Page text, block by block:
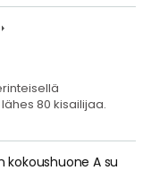
80 kisailijaa.
kokoushuone A su